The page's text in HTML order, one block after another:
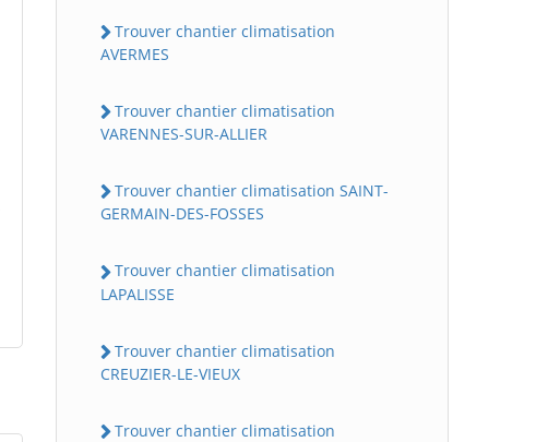
Trouver chantier climatisation
AVERMES
Trouver chantier climatisation
VARENNES-SUR-ALLIER
Trouver chantier climatisation SAINT-
GERMAIN-DES-FOSSES
Trouver chantier climatisation
LAPALISSE
Trouver chantier climatisation
CREUZIER-LE-VIEUX
Trouver chantier climatisation